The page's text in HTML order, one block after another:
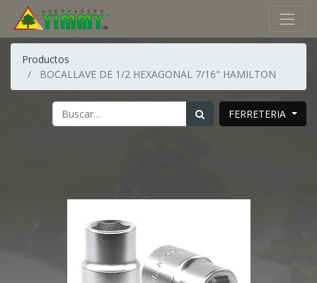
Productos
BOCALLAVE DE 1/2 HEXAGONAL 7/16" HAMILTON
FERRETERIA